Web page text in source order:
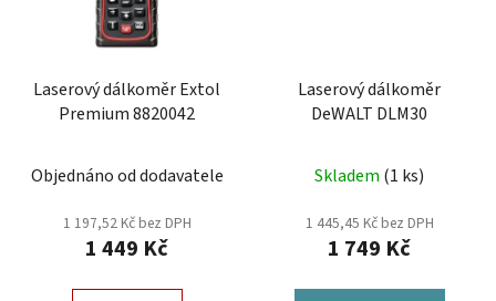
Laserový dálkoměr Extol
Premium 8820042
Objednáno od dodavatele
1 197,52 Kč bez DPH
1 449 Kč
Laserový dálkoměr
DeWALT DLM30
Skladem (1 ks)
1 445,45 Kč bez DPH
1 749 Kč